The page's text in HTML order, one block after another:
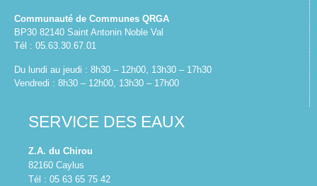
Communauté de Communes QRGA
BP30 82140 Saint Antonin Noble Val
Tél : 05.63.30.67.01
Du lundi au jeudi : 8h30 – 12h00, 13h30 – 17h30
Vendredi : 8h30 – 12h00, 13h30 – 17h00
SERVICE DES EAUX
Z.A. du Chirou
82160 Caylus
Tél : 05 63 65 75 42